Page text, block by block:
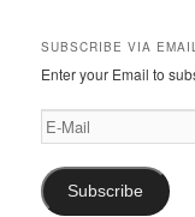
SUBSCRIBE VIA
Enter your Email to
E-
Mail
Subscribe